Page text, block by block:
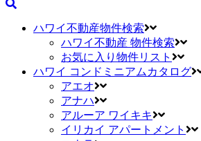
ハワイ不動産物件検索
ハワイ不動産 物件検索
お気に入り物件リスト
ハワイ コンドミニアムカタログ
アエオ
アナハ
アルーア ワイキキ
イリカイ アパートメント